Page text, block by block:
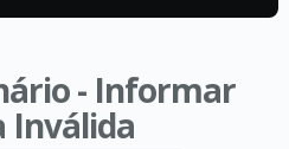
- Informar
Inválida